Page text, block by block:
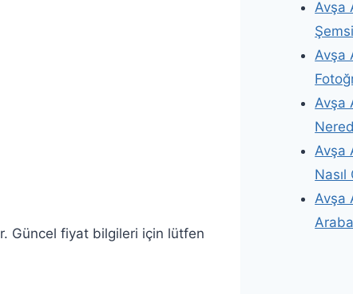
Güncel fiyat bilgileri için lütfen
Avşa
Avşa
Avşa
Avşa
Nasıl
Avşa